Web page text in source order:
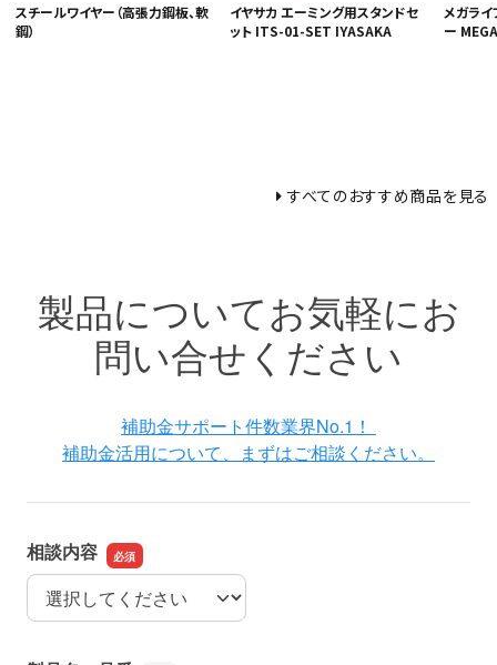
スチールワイヤー（高張力鋼板、軟
鋼）
イヤサカ エーミング用スタンドセ
ット ITS-01-SET IYASAKA
メガライ
ー
すべてのおすすめ商品を見る